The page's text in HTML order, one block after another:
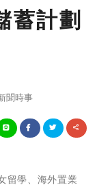
蓄計劃
聞時事
留學、海外置業